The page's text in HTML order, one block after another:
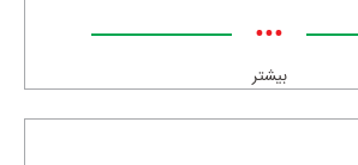
•••
بیشتر